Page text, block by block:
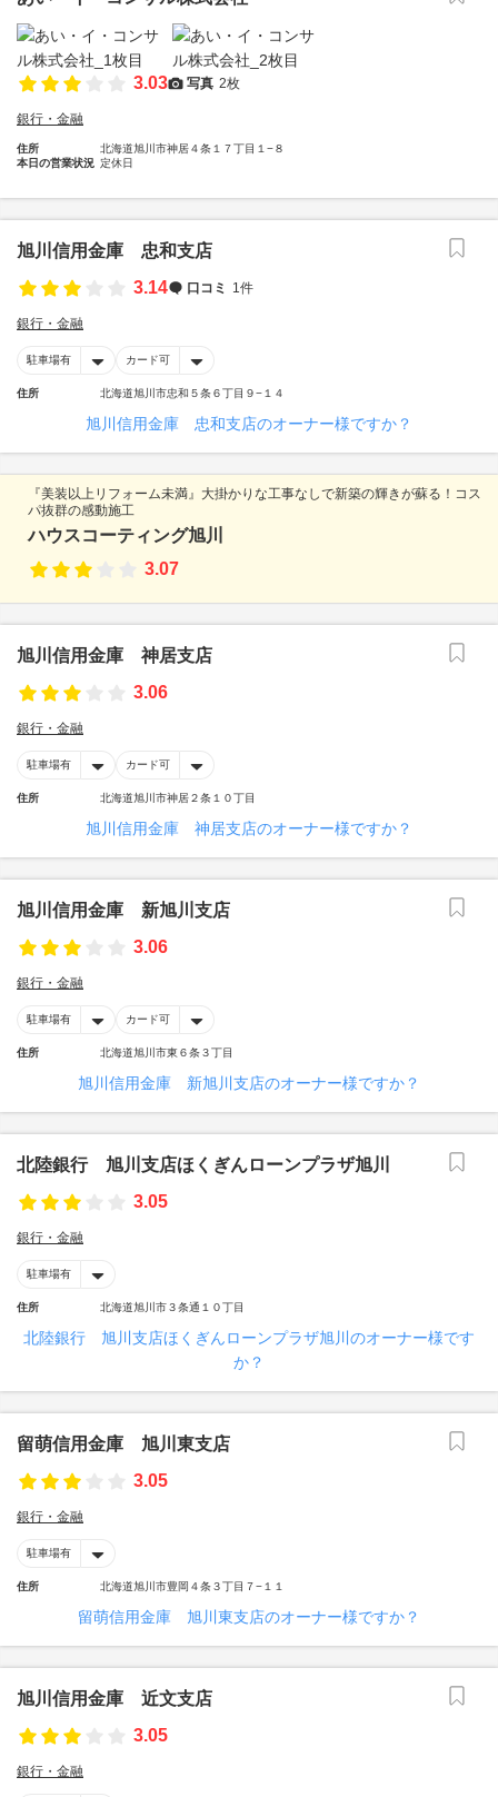
3.03 写真 2枚
銀行・金融
住所
北海道旭川市神居４条１７丁目１−８
本日の営業状況 定休日
旭川信用金庫 忠和支店
3.14
口コミ 1件
銀行・金融
駐車場有 カード可
住所 北海道旭川市忠和５条６丁目９−１４
旭川信用金庫 忠和支店のオーナー様ですか？
『美装以上リフォーム未満』大掛かりな工事なしで新築の輝きが蘇る！コス
パ抜群の感動施工
ハウスコーティング旭川
3.07
旭川信用金庫 神居支店
3.06
銀行・金融
駐車場有 カード可
住所 北海道旭川市神居２条１０丁目
旭川信用金庫 神居支店のオーナー様ですか？
旭川信用金庫 新旭川支店
3.06
銀行・金融
駐車場有 カード可
住所 北海道旭川市東６条３丁目
旭川信用金庫 新旭川支店のオーナー様ですか？
北陸銀行 旭川支店ほくぎんローンプラザ旭川
3.05
銀行・金融
駐車場有
住所 北海道旭川市３条通１０丁目
北陸銀行 旭川支店ほくぎんローンプラザ旭川のオーナー様です
か？
留萌信用金庫 旭川東支店
3.05
銀行・金融
駐車場有
住所 北海道旭川市豊岡４条３丁目７−１１
留萌信用金庫 旭川東支店のオーナー様ですか？
旭川信用金庫 近文支店
3.05
銀行・金融